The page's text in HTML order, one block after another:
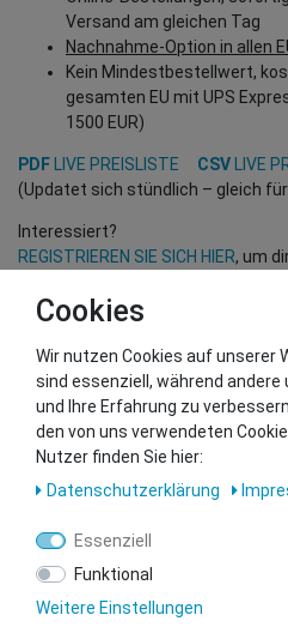
Versand am gleichen Tag
Nachnahme-Option in allen
Kein Mindestbestellwert,
gesamten EU mit UPS
1500 EUR)
PDF LIVE PREISLISTE CSV
LIVE
(Updatet sich stündlich – gleich
Interessiert?
REGISTRIEREN SIE SICH HIER, um
(Nur für Wiederverkäufer und B2B
Sie wollen uns beliefern?
Kontaktieren Sie unser GSMshop
Whatsapp: +436766684438
info@gsmshop.at
13.02.2024 14:55
Cookies
Wir nutzen Cookies auf unserer
sind essenziell, während andere
und Ihre Erfahrung zu
den von uns verwendeten
Nutzer finden Sie hier:
Daten­schutz­erklärung
Essenziell
Funktional
Weitere Einstellungen